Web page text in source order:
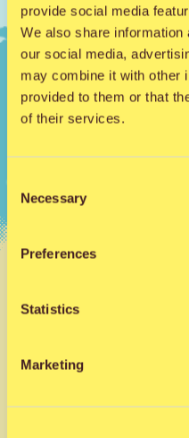
provide social media
We also share
our social media,
may combine it with other
provided to them or that
of their services.
Selection
Necessary
Preferences
Statistics
Marketing
Ohjelma
kotimaisen uuden aallon
valtakunnan